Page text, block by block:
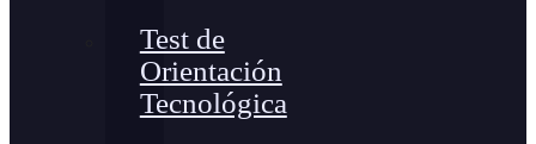
Test de
Orientación
Tecnológica